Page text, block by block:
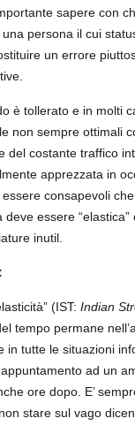
sapere con
persona il cui
un errore
è tollerato e in molti
non sempre ottimali
del costante traffico
apprezzata in
consapevoli
deve essere
inutil.
(IST: Indian
tempo permane
in tutte le situazioni
ad un
ore dopo. E’
stare sul vago